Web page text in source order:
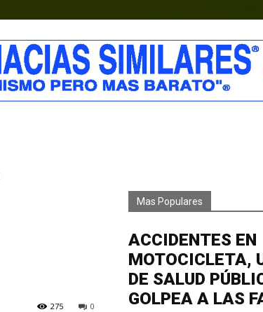
0
275
Mas Populares
ACCIDENTES EN
MOTOCICLETA,
DE SALUD
GOLPEA A LAS